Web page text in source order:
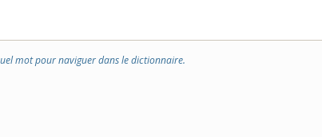
mot pour naviguer dans le dictionnaire.